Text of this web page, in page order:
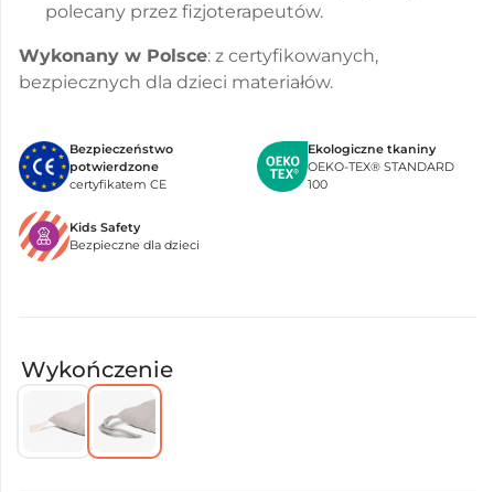
polecany przez fizjoterapeutów.
Wykonany w Polsce: z certyfikowanych,
bezpiecznych dla dzieci materiałów.
Bezpieczeństwo
potwierdzone
certyfikatem CE
Ekologiczne tkaniny
OEKO-TEX® STANDARD
100
Kids Safety
Bezpieczne dla dzieci
Wykończenie